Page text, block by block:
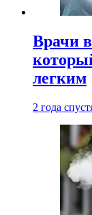
Врачи
легким
2 года